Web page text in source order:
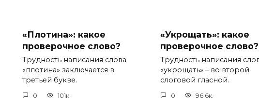
«Плотина»: какое
проверочное слово?
Трудность написания слова
«плотина» заключается в
третьей букве.
0 101к.
«Укрощать»: какое
проверочное слово?
Трудность написания
«укрощать» – во второй
слоговой гласной.
0 96.6к.